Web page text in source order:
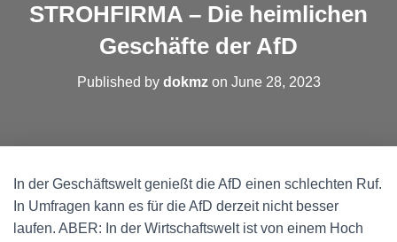
STROHFIRMA – Die heimlichen
Geschäfte der AfD
Published by dokmzon June 28, 2023
In der Geschäftswelt genießt die AfD einen schlechten Ruf.
In Umfragen kann es für die AfD derzeit nicht besser
laufen. ABER: In der Wirtschaftswelt ist von einem Hoch